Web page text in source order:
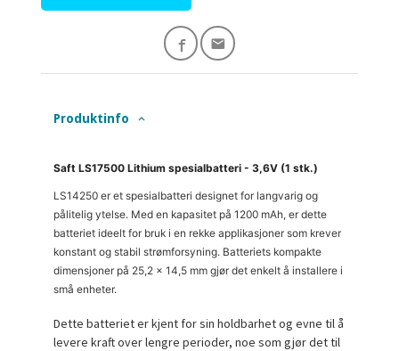
Produktinfo
Saft LS17500 Lithium spesialbatteri - 3,6V (1 stk.)
LS14250 er et spesialbatteri designet for langvarig og
pålitelig ytelse. Med en kapasitet på 1200 mAh, er dette
batteriet ideelt for bruk i en rekke applikasjoner som krever
konstant og stabil strømforsyning. Batteriets kompakte
dimensjoner på 25,2 x 14,5 mm gjør det enkelt å installere i
små enheter.
Dette batteriet er kjent for sin holdbarhet og evne til å
levere kraft over lengre perioder, noe som gjør det til